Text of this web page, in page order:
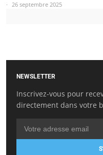
26 septembre 2025
NEWSLETTER
Inscrivez-vous pour
directement dans votre